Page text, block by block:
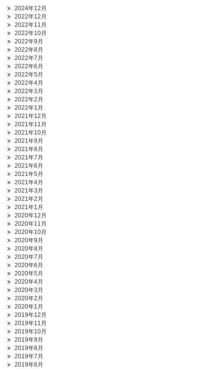
2024年12月
2022年12月
2022年11月
2022年10月
2022年9月
2022年8月
2022年7月
2022年6月
2022年5月
2022年4月
2022年3月
2022年2月
2022年1月
2021年12月
2021年11月
2021年10月
2021年9月
2021年8月
2021年7月
2021年6月
2021年5月
2021年4月
2021年3月
2021年2月
2021年1月
2020年12月
2020年11月
2020年10月
2020年9月
2020年8月
2020年7月
2020年6月
2020年5月
2020年4月
2020年3月
2020年2月
2020年1月
2019年12月
2019年11月
2019年10月
2019年9月
2019年8月
2019年7月
2019年6月